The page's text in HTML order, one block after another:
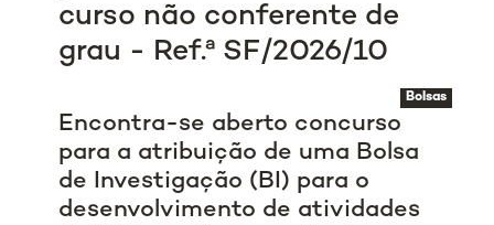
curso não conferente de
grau - Ref.ª SF/2026/10
Bolsas
Encontra-se aberto concurso
para a atribuição de uma Bolsa
de Investigação (BI) para o
desenvolvimento de atividades